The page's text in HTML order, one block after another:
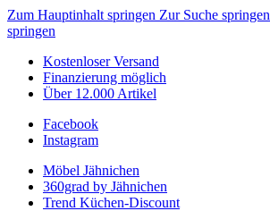
Zum Hauptinhalt springen Zur Suche springen
springen
Kostenloser Versand
Finanzierung möglich
Über 12.000 Artikel
Facebook
Instagram
Möbel Jähnichen
360grad by Jähnichen
Trend Küchen-Discount